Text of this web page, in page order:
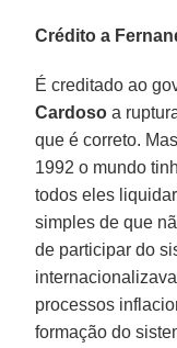
Crédito a
É creditado ao
Cardoso a
que é correto.
1992 o mundo
todos eles
simples de que
de participar do
processos
formação do